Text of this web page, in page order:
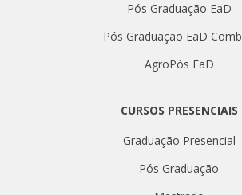
Pós Graduação EaD
Pós Graduação EaD
AgroPós EaD
CURSOS PRESENCIAIS
Graduação Presencial
Pós Graduação